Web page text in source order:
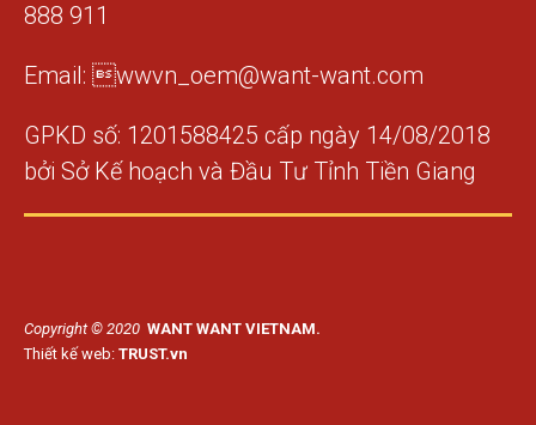
888 911
Email: wwvn_oem@want-want.com
GPKD số: 1201588425 cấp ngày 14/08/2018
bởi Sở Kế hoạch và Đầu Tư Tỉnh Tiền Giang
Copyright © 2020 WANT WANT VIETNAM.
Thiết kế web: TRUST.vn